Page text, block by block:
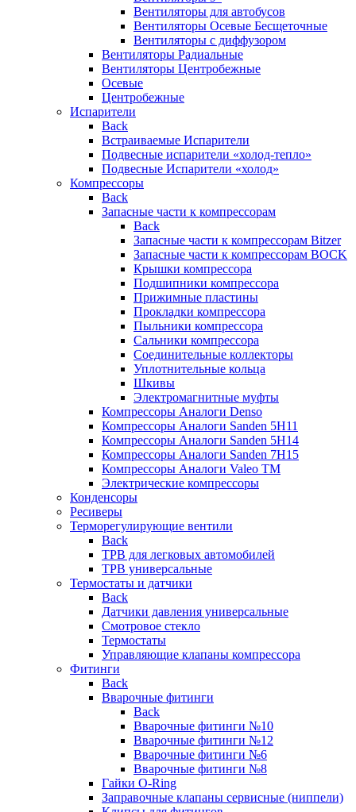
Вентиляторы для автобусов
Вентиляторы Осевые Бесщеточные
Вентиляторы с диффузором
Вентиляторы Радиальные
Вентиляторы Центробежные
Осевые
Центробежные
Испарители
Back
Встраиваемые Испарители
Подвесные испарители «холод-тепло»
Подвесные Испарители «холод»
Компрессоры
Back
Запасные части к компрессорам
Back
Запасные части к компрессорам Bitzer
Запасные части к компрессорам BOCK
Крышки компрессора
Подшипники компрессора
Прижимные пластины
Прокладки компрессора
Пыльники компрессора
Сальники компрессора
Соединительные коллекторы
Уплотнительные кольца
Шкивы
Электромагнитные муфты
Компрессоры Аналоги Denso
Компрессоры Аналоги Sanden 5H11
Компрессоры Аналоги Sanden 5H14
Компрессоры Аналоги Sanden 7H15
Компрессоры Аналоги Valeo ТМ
Электрические компрессоры
Конденсоры
Ресиверы
Терморегулирующие вентили
Back
ТРВ для легковых автомобилей
ТРВ универсальные
Термостаты и датчики
Back
Датчики давления универсальные
Смотровое стекло
Термостаты
Управляющие клапаны компрессора
Фитинги
Back
Вварочные фитинги
Back
Вварочные фитинги №10
Вварочные фитинги №12
Вварочные фитинги №6
Вварочные фитинги №8
Гайки O-Ring
Заправочные клапаны сервисные (ниппели)